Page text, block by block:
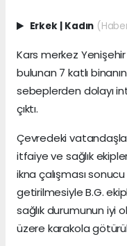
Erkek | Kadın
Kars merkez
bulunan 7 katlı
sebeplerden dolayı
çıktı.
Çevredeki
itfaiye ve sağlık
ikna çalışması
getirilmesiyle B.G.
sağlık durumunun iyi
üzere karakola